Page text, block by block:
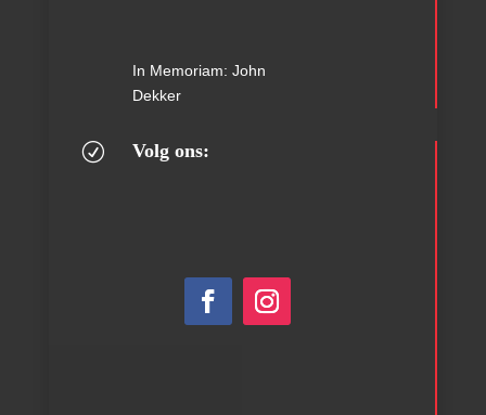
In Memoriam: John
Dekker
R Volg ons: